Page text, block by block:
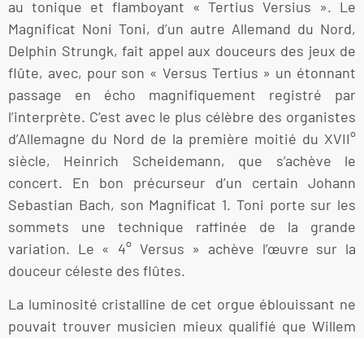
au tonique et flamboyant « Tertius Versius ». Le
Magnificat Noni Toni, d’un autre Allemand du Nord,
Delphin Strungk, fait appel aux douceurs des jeux de
flûte, avec, pour son « Versus Tertius » un étonnant
passage en écho magnifiquement registré par
l’interprète. C’est avec le plus célèbre des organistes
d’Allemagne du Nord de la première moitié du XVII°
siècle, Heinrich Scheidemann, que s’achève le
concert. En bon précurseur d’un certain Johann
Sebastian Bach, son Magnificat 1. Toni porte sur les
sommets une technique raffinée de la grande
variation. Le « 4° Versus » achève l’œuvre sur la
douceur céleste des flûtes.
La luminosité cristalline de cet orgue éblouissant ne
pouvait trouver musicien mieux qualifié que Willem